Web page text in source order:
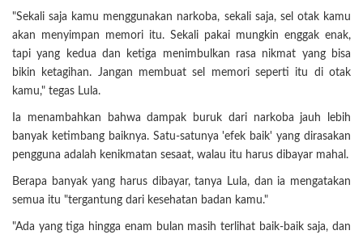
"Sekali saja kamu menggunakan narkoba, sekali saja, sel otak kamu
akan menyimpan memori itu. Sekali pakai mungkin enggak enak,
tapi yang kedua dan ketiga menimbulkan rasa nikmat yang bisa
bikin ketagihan. Jangan membuat sel memori seperti itu di otak
kamu," tegas Lula.
Ia menambahkan bahwa dampak buruk dari narkoba jauh lebih
banyak ketimbang baiknya. Satu-satunya 'efek baik' yang dirasakan
pengguna adalah kenikmatan sesaat, walau itu harus dibayar mahal.
Berapa banyak yang harus dibayar, tanya Lula, dan ia mengatakan
semua itu "tergantung dari kesehatan badan kamu."
"Ada yang tiga hingga enam bulan masih terlihat baik-baik saja, dan